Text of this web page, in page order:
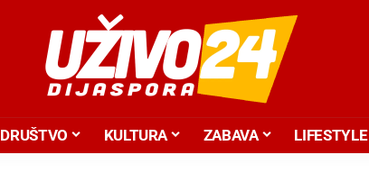
DRUŠTVO KULTURA ZABAVA LIFESTYLE